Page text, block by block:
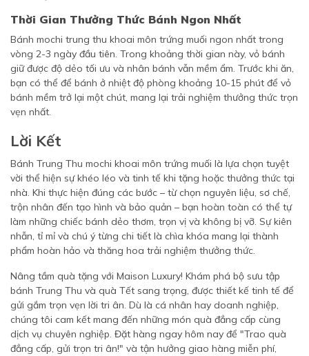
Thời Gian Thưởng Thức Bánh Ngon Nhất
Bánh mochi trung thu khoai môn trứng muối ngon nhất trong
vòng 2-3 ngày đầu tiên. Trong khoảng thời gian này, vỏ bánh
giữ được độ dẻo tối ưu và nhân bánh vẫn mềm ẩm. Trước khi ăn,
bạn có thể để bánh ở nhiệt độ phòng khoảng 10-15 phút để vỏ
bánh mềm trở lại một chút, mang lại trải nghiệm thưởng thức trọn
vẹn nhất.
Lời Kết
Bánh Trung Thu mochi khoai môn trứng muối là lựa chọn tuyệt
vời thể hiện sự khéo léo và tinh tế khi tặng hoặc thưởng thức tại
nhà. Khi thực hiện đúng các bước – từ chọn nguyên liệu, sơ chế,
trộn nhân đến tạo hình và bảo quản – bạn hoàn toàn có thể tự
làm những chiếc bánh dẻo thơm, trọn vị và không bị vỡ. Sự kiên
nhẫn, tỉ mỉ và chú ý từng chi tiết là chìa khóa mang lại thành
phẩm hoàn hảo và thăng hoa trải nghiệm thưởng thức.
Nâng tầm quà tặng với Maison Luxury! Khám phá bộ sưu tập
bánh Trung Thu và quà Tết sang trọng, được thiết kế tinh tế để
gửi gắm trọn vẹn lời tri ân. Dù là cá nhân hay doanh nghiệp,
chúng tôi cam kết mang đến những món quà đẳng cấp cùng
dịch vụ chuyên nghiệp. Đặt hàng ngay hôm nay để "Trao quà
đẳng cấp, gửi trọn tri ân!" và tận hưởng giao hàng miễn phí,